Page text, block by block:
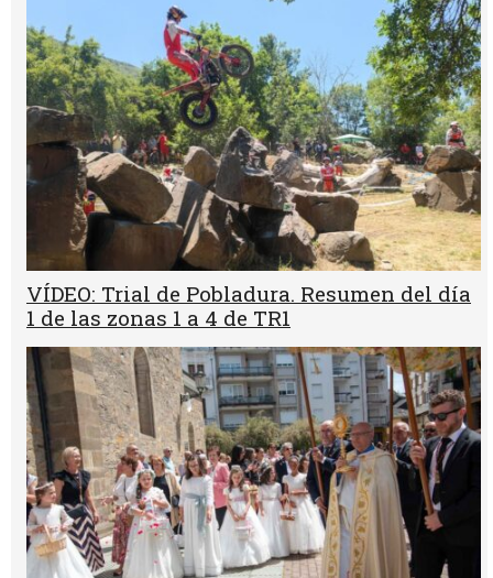
VÍDEO: Trial de Pobladura. Resumen del día
1 de las zonas 1 a 4 de TR1